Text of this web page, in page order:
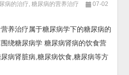
病的治疗, 糖尿病的营养治疗
07-02
养治疗属于糖尿病学下的糖尿病的
绕糖尿病学 糖尿病肾病的饮食营
病肾脏病,糖尿病饮食,糖尿病等方